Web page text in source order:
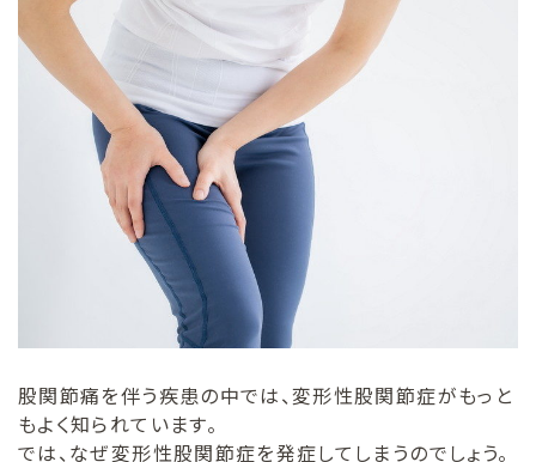
股関節痛を伴う疾患の中では、変形性股関節症がもっと
もよく知られています。
では、なぜ変形性股関節症を発症してしまうのでしょう。